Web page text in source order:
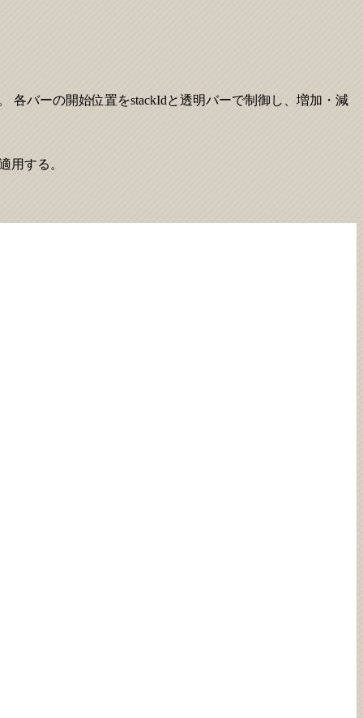
各バーの開始位置をstackIdと透明バーで制御し、増加・減
用する。